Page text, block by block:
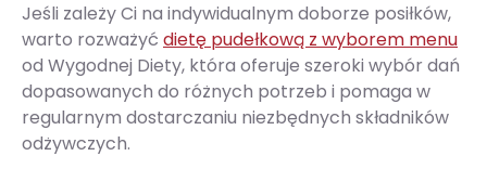
Jeśli zależy Ci na indywidualnym doborze posiłków,
warto rozważyć dietę pudełkową z wyborem menu
od Wygodnej Diety, która oferuje szeroki wybór dań
dopasowanych do różnych potrzeb i pomaga w
regularnym dostarczaniu niezbędnych składników
odżywczych.